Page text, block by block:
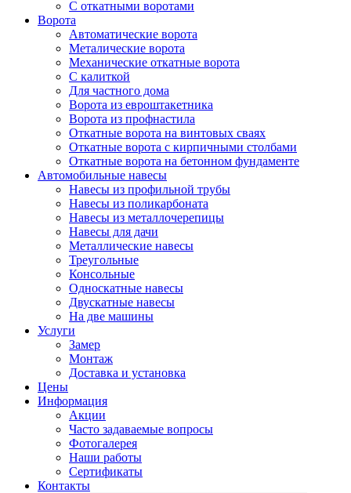
С откатными воротами
Ворота
Автоматические ворота
Металические ворота
Механические откатные ворота
С калиткой
Для частного дома
Ворота из евроштакетника
Ворота из профнастила
Откатные ворота на винтовых сваях
Откатные ворота с кирпичными столбами
Откатные ворота на бетонном фундаменте
Автомобильные навесы
Навесы из профильной трубы
Навесы из поликарбоната
Навесы из металлочерепицы
Навесы для дачи
Металлические навесы
Треугольные
Консольные
Односкатные навесы
Двускатные навесы
На две машины
Услуги
Замер
Монтаж
Доставка и установка
Цены
Информация
Акции
Часто задаваемые вопросы
Фотогалерея
Наши работы
Сертификаты
Контакты